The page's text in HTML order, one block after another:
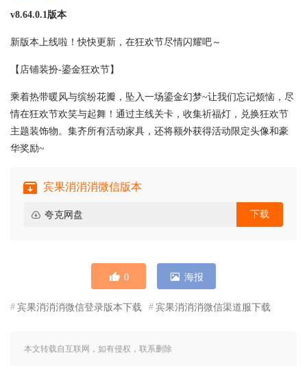
v8.64.0.1版本
新版本上线啦！快快更新，在狂欢节尽情闪耀吧～
【店铺装扮-鎏金狂欢节】
乘着热带暖风与缤纷花瓣，坠入一场鎏金幻梦~让我们忘记烦恼，尽
情在狂欢节欢笑与起舞！通过主线关卡，收集祈福灯，兑换狂欢节
主题装饰物。集齐所有活动家具，还将额外获得活动限定头像和豪
华奖励~
宾果消消消微信版本
夸克网盘 下载
0 海报
宾果消消消微信登录版本下载 宾果消消消微信渠道服下载
本文转载自互联网，如有侵权，联系删除